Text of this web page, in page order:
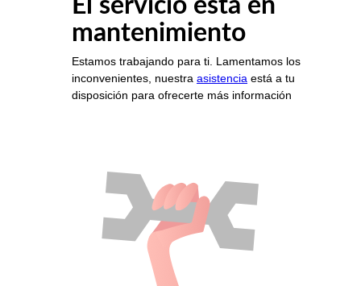
El servicio está en
mantenimiento
Estamos trabajando para ti. Lamentamos los
inconvenientes, nuestra asistencia está a tu
disposición para ofrecerte más información